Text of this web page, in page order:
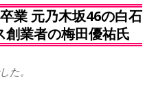
業 元乃木坂46の白石
創業者の梅田優祐氏
た。